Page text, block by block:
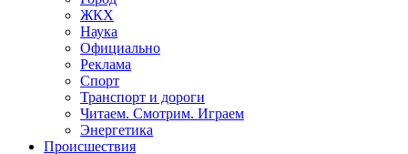
ЖКХ
Наука
Официально
Реклама
Спорт
Транспорт и дороги
Читаем. Смотрим. Играем
Энергетика
Происшествия